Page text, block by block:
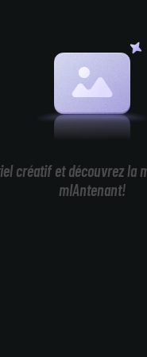
créatif et découvrez la
mIAntenant!